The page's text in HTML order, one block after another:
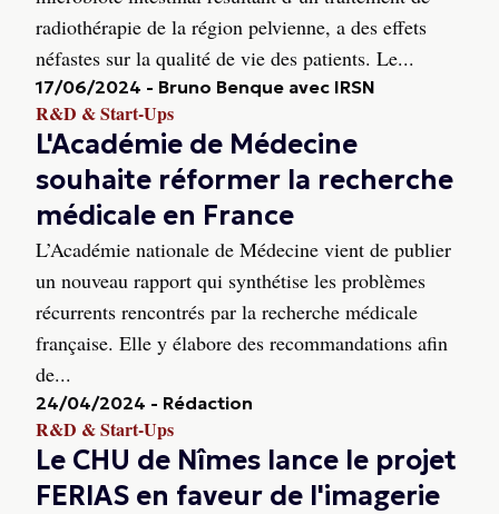
radiothérapie de la région pelvienne, a des effets
néfastes sur la qualité de vie des patients. Le...
17/06/2024 - Bruno Benque avec IRSN
R&D & Start-Ups
L'Académie de Médecine
souhaite réformer la recherche
médicale en France
L’Académie nationale de Médecine vient de publier
un nouveau rapport qui synthétise les problèmes
récurrents rencontrés par la recherche médicale
française. Elle y élabore des recommandations afin
de...
24/04/2024 - Rédaction
R&D & Start-Ups
Le CHU de Nîmes lance le projet
FERIAS en faveur de l'imagerie